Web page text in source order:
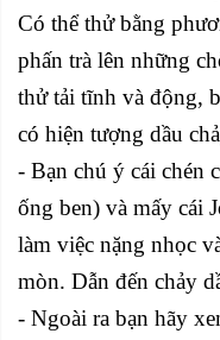
Có thể thử bằng
phấn trà lên những
thử tải tĩnh và động,
có hiện tượng dầu
- Bạn chú ý cái chén
ống ben) và mấy cái
làm việc nặng nhọc
mòn. Dẫn đến chảy
- Ngoài ra bạn hãy